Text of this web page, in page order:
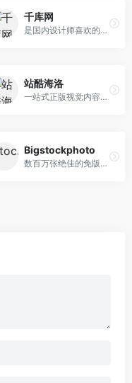
千库网
是国内设计师喜欢的图片素材库
站酷海洛
一站式正版视觉内容平台
Bigstockphoto
数百万张绝佳的免版税库存照...